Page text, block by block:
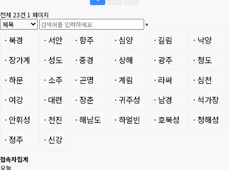
전체 23건 1 페이지
· 북경 · 서안 · 항주 · 심양 · 길림
· 낙양
· 장가계
· 성도 · 중경 · 상해 · 광주
· 청도
· 하문
· 소주 · 곤명 · 계림 · 라싸
· 심천
· 여강
· 대련 · 장춘 · 귀주성 · 남경
· 석가장
· 안휘성
· 천진 · 해남도 · 하얼빈 · 호북성
· 청해성
· 정주
· 신강
접속자집계
오늘